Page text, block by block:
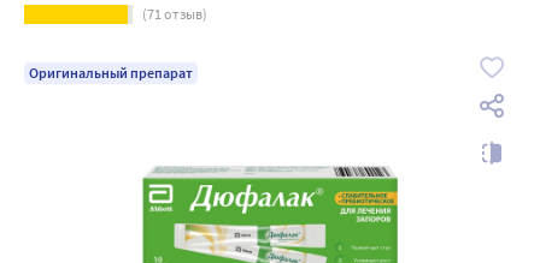
(71отзыв)
Оригинальный препарат